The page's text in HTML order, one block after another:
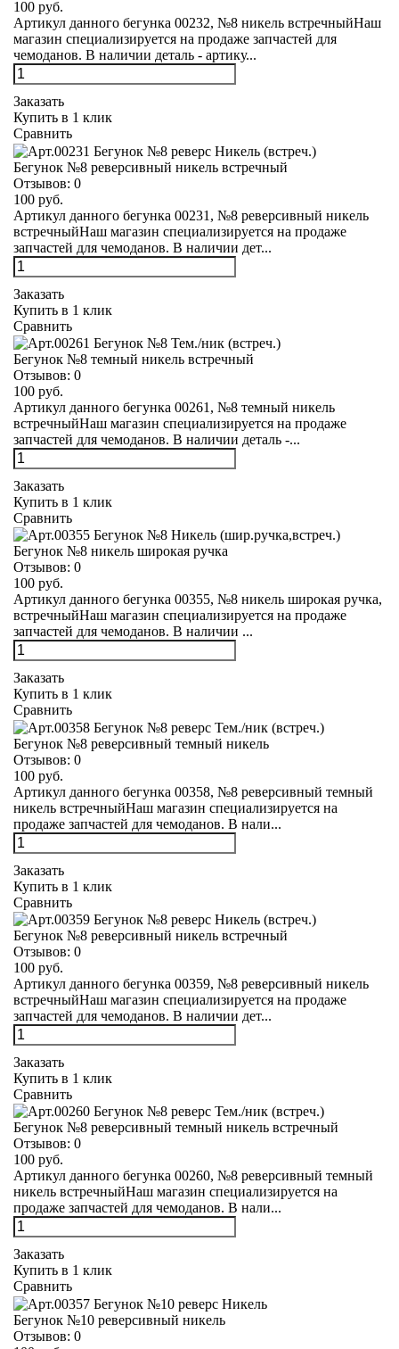
100 руб.
Артикул данного бегунка 00232, №8 никель встречныйНаш
магазин специализируется на продаже запчастей для
чемоданов. В наличии деталь - артику...
Заказать
Купить в 1 клик
Сравнить
Бегунок №8 реверсивный никель встречный
Отзывов: 0
100 руб.
Артикул данного бегунка 00231, №8 реверсивный никель
встречныйНаш магазин специализируется на продаже
запчастей для чемоданов. В наличии дет...
Заказать
Купить в 1 клик
Сравнить
Бегунок №8 темный никель встречный
Отзывов: 0
100 руб.
Артикул данного бегунка 00261, №8 темный никель
встречныйНаш магазин специализируется на продаже
запчастей для чемоданов. В наличии деталь -...
Заказать
Купить в 1 клик
Сравнить
Бегунок №8 никель широкая ручка
Отзывов: 0
100 руб.
Артикул данного бегунка 00355, №8 никель широкая ручка,
встречныйНаш магазин специализируется на продаже
запчастей для чемоданов. В наличии ...
Заказать
Купить в 1 клик
Сравнить
Бегунок №8 реверсивный темный никель
Отзывов: 0
100 руб.
Артикул данного бегунка 00358, №8 реверсивный темный
никель встречныйНаш магазин специализируется на
продаже запчастей для чемоданов. В нали...
Заказать
Купить в 1 клик
Сравнить
Бегунок №8 реверсивный никель встречный
Отзывов: 0
100 руб.
Артикул данного бегунка 00359, №8 реверсивный никель
встречныйНаш магазин специализируется на продаже
запчастей для чемоданов. В наличии дет...
Заказать
Купить в 1 клик
Сравнить
Бегунок №8 реверсивный темный никель встречный
Отзывов: 0
100 руб.
Артикул данного бегунка 00260, №8 реверсивный темный
никель встречныйНаш магазин специализируется на
продаже запчастей для чемоданов. В нали...
Заказать
Купить в 1 клик
Сравнить
Бегунок №10 реверсивный никель
Отзывов: 0